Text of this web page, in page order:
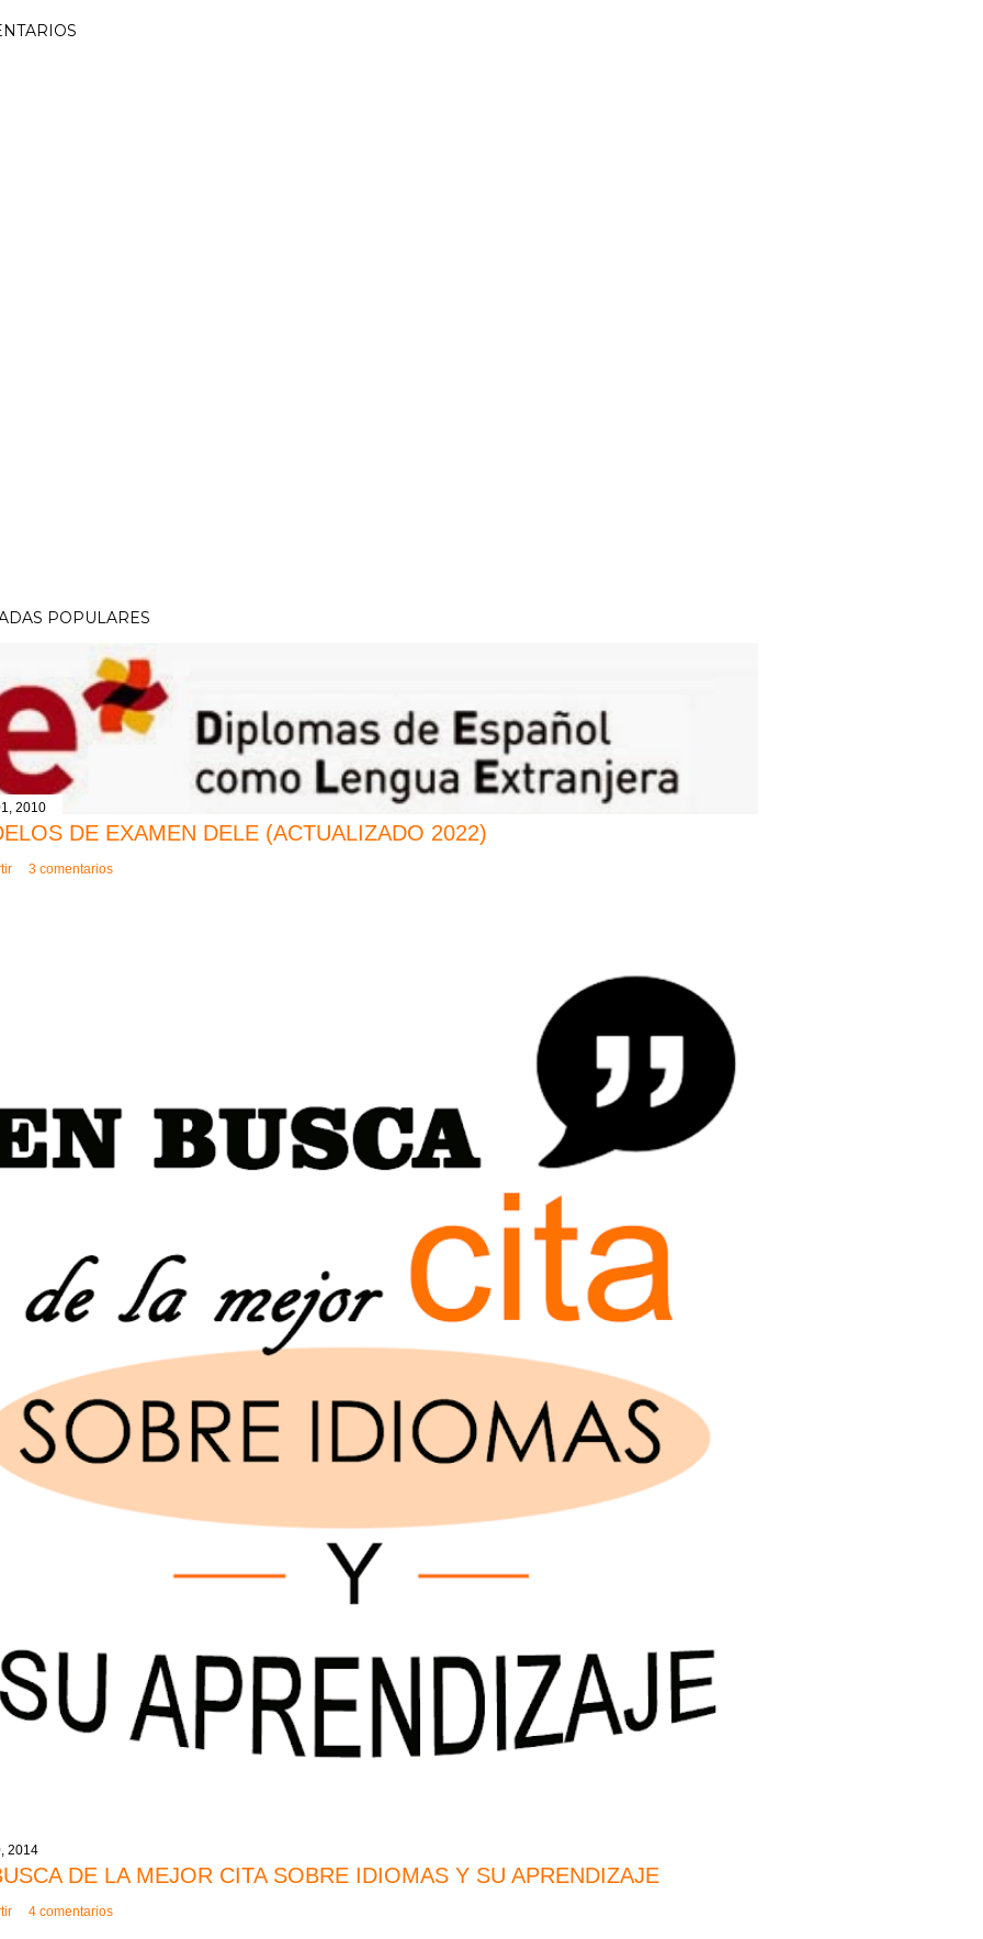
POPULARES
2010
DE EXAMEN DELE (ACTUALIZADO 2022)
3 comentarios
2014
DE LA MEJOR CITA SOBRE IDIOMAS Y SU APRENDIZAJE
4 comentarios